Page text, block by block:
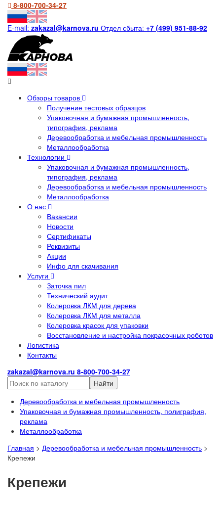
8-800-700-34-27
E-mail: zakazal@karnova.ru Отдел сбыта: +7 (499) 951-88-92
Обзоры товаров
Получение тестовых образцов
Упаковочная и бумажная промышленность,
типография, реклама
Деревообработка и мебельная промышленность
Металлообработка
Технологии
Упаковочная и бумажная промышленность,
типография, реклама
Деревообработка и мебельная промышленность
Металлообработка
О нас
Вакансии
Новости
Сертификаты
Реквизиты
Акции
Инфо для скачивания
Услуги
Заточка пил
Технический аудит
Колеровка ЛКМ для дерева
Колеровка ЛКМ для металла
Колеровка красок для упаковки
Восстановление и настройка покрасочных роботов
Логистика
Контакты
zakazal@karnova.ru 8-800-700-34-27
Найти
Деревообработка и мебельная промышленность
Упаковочная и бумажная промышленность, полиграфия,
реклама
Металлообработка
Главная > Деревообработка и мебельная промышленность >
Крепежи
Крепежи